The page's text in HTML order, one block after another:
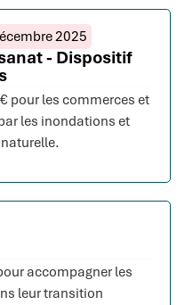
2025
- Dispositif
pour les commerces et
les inondations et
accompagner les
leur transition